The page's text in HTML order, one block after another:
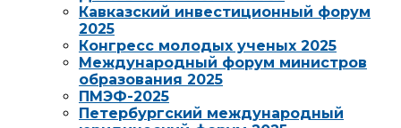
Кавказский инвестиционный форум
2025
Конгресс молодых ученых 2025
Международный форум министров
образования 2025
ПМЭФ-2025
Петербургский международный